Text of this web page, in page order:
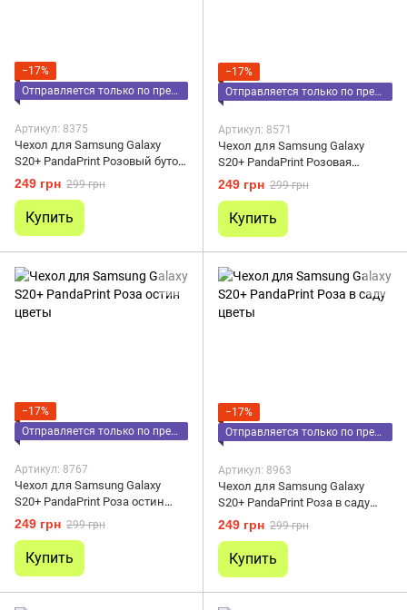
−17%
Отправляется только по предоплате
Артикул: 8375
Чехол для Samsung Galaxy
S20+ PandaPrint Розовый бутон
цветы
249 грн 299 грн
Купить
−17%
Отправляется только по предоплате
Артикул: 8571
Чехол для Samsung Galaxy
S20+ PandaPrint Розовая
ромашка цветы
249 грн 299 грн
Купить
−17%
Отправляется только по предоплате
Артикул: 8767
Чехол для Samsung Galaxy
S20+ PandaPrint Роза остин
цветы
249 грн 299 грн
Купить
−17%
Отправляется только по предоплате
Артикул: 8963
Чехол для Samsung Galaxy
S20+ PandaPrint Роза в саду
цветы
249 грн 299 грн
Купить